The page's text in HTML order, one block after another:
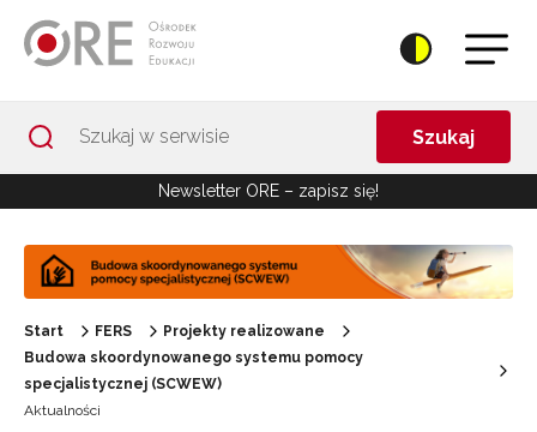
Szukaj
Newsletter ORE – zapisz się!
Start FERS
Projekty realizowane
Budowa skoordynowanego systemu pomocy
specjalistycznej (SCWEW)
Aktualności